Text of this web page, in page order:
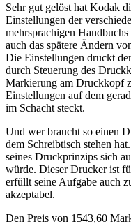
Sehr gut gelöst hat Kodak
Einstellungen der
mehrsprachigen
auch das spätere Ändern
Die Einstellungen druckt
durch Steuerung des
Markierung am Druckkopf
Einstellungen auf dem
im Schacht steckt.
Und wer braucht so einen
dem Schreibtisch stehen
seines Druckprinzips sich
würde. Dieser Drucker ist
erfüllt seine Aufgabe auch
akzeptabel.
Den Preis von 1543,60